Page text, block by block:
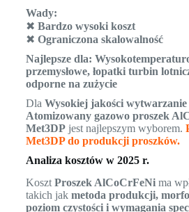
Wady:
✖ Bardzo wysoki koszt
✖ Ograniczona skalowalność
Najlepsze dla:
przemysłowe, łopatki turbin
odporne na zużycie
Dla Wysokiej jakości
Atomizowany gazowo proszek
Met3DPjest najlepszym wyborem.
Met3DP do produkcji proszków.
Analiza kosztów w 2025 r.
KosztProszek AlCoCrFeNima
takich jak metoda produkcji,
poziom czystości i wymagania